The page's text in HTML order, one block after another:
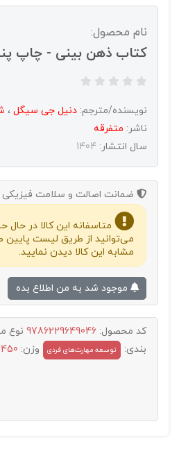
نام محصول:
کتاب ذهن بینی - چاپ
نویسنده/مترجم: دنیل جی سیگل ،
ناشر: متفرقه
سال انتشار: 1404
ضمانت اصالت و سلامت فیزیکی
متاسفانه این کالا در
می‌توانید از طریق لیست
مشابه این کالا دیدن نمایید.
کد محصول: 9786229649046 نوع
بندی:
توسعه مهارت‌های فردی وزن: 450 گرم